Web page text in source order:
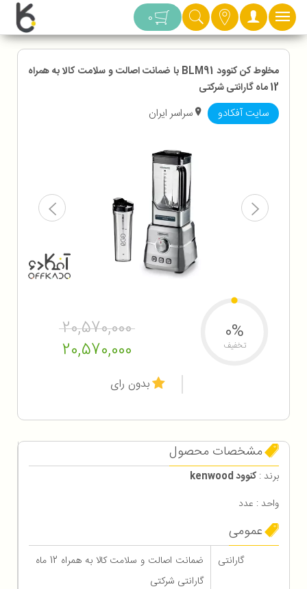
دسته بندی 0
مخلوط کن کنوود BLM91 با ضمانت اصالت و سلامت کالا به همراه
12 ماه گارانتی شرکتی
سایت آفکادو سراسر ایران
20,570,000
20,570,000
0%
تخفیف
بدون رای
مشخصات محصول
برند :کنوود kenwood
واحد : عدد
عمومی
گارانتی
ضمانت اصالت و سلامت کالا به همراه 12 ماه
گارانتی شرکتی